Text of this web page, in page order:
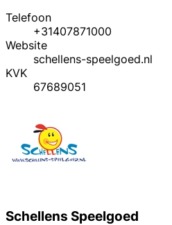
Telefoon
+31407871000
Website
schellens-speelgoed.nl
KVK
67689051
Schellens Speelgoed